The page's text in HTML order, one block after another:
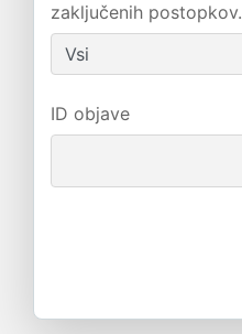
zaključenih postopkov.
ID objave